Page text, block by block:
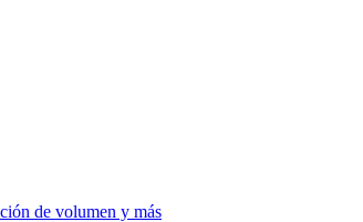
de volumen y más